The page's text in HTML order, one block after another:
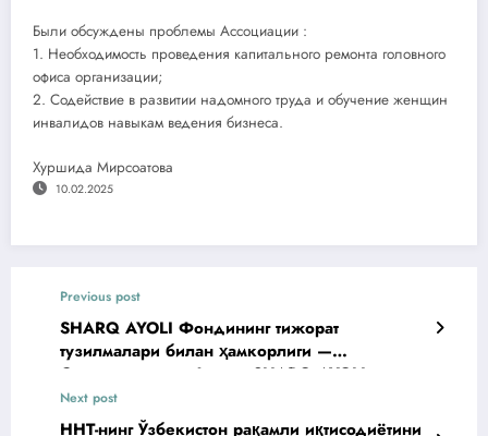
Были обсуждены проблемы Ассоциации :
1. Необходимость проведения капитального ремонта головного
офиса организации;
2. Содействие в развитии надомного труда и обучение женщин
инвалидов навыкам ведения бизнеса.
Хуршида Мирсоатова
10.02.2025
Previous post
SHARQ AYOLI Фондининг тижорат
тузилмалари билан ҳамкорлиги —
Сотрудничество Фонда SHARQ AYOLI c
коммерческими структурами
Next post
ННТ-нинг Ўзбекистон рақамли иқтисодиётини